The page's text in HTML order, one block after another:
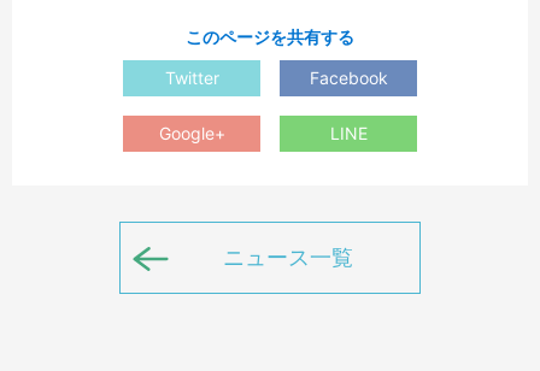
このページを共有する
Twitter
Facebook
Google+ LINE
ニュース一覧